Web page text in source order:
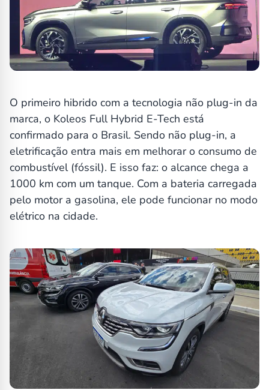
O primeiro hibrido com a tecnologia não plug-in da
marca, o Koleos Full Hybrid E-Tech está
confirmado para o Brasil. Sendo não plug-in, a
eletrificação entra mais em melhorar o consumo de
combustível (fóssil). E isso faz: o alcance chega a
1000 km com um tanque. Com a bateria carregada
pelo motor a gasolina, ele pode funcionar no modo
elétrico na cidade.